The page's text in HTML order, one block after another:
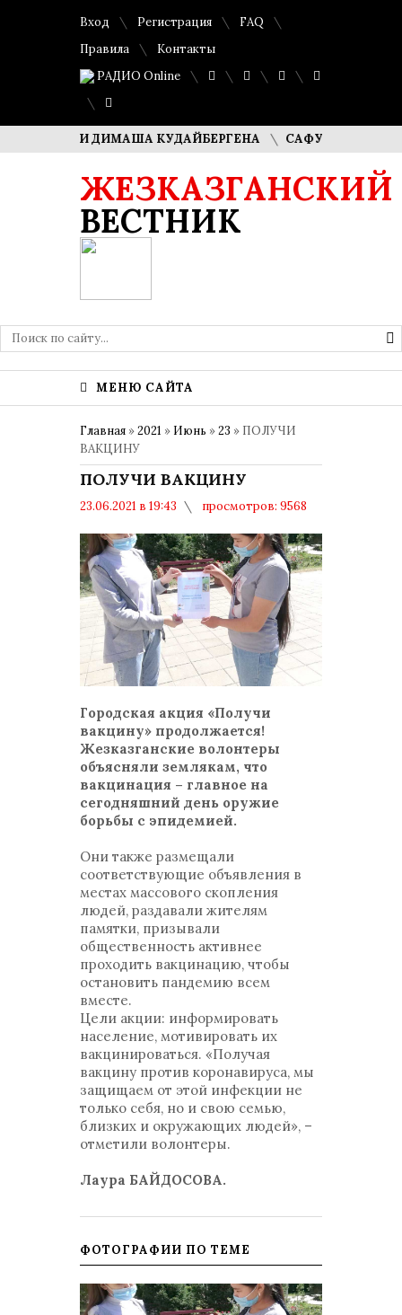
Вход Регистрация
FAQ
Правила
Контакты
РАДИО Online
ДИМАША КУДАЙБЕРГЕНА САФУАН
ЖЕЗКАЗГАНСКИЙ
ВЕСТНИК
МЕНЮ САЙТА
Главная »2021 » Июнь »23 » ПОЛУЧИ
ВАКЦИНУ
ПОЛУЧИ ВАКЦИНУ
23.06.2021 в 19:43
просмотров: 9568
Городская акция «Получи
вакцину» продолжается!
Жезказганские волонтеры
объясняли землякам, что
вакцинация – главное на
сегодняшний день оружие
борьбы с эпидемией.
Они также размещали
соответствующие объявления в
местах массового скопления
людей, раздавали жителям
памятки, призывали
общественность активнее
проходить вакцинацию, чтобы
остановить пандемию всем
вместе.
Цели акции: информировать
население, мотивировать их
вакцинироваться. «Получая
вакцину против коронавируса, мы
защищаем от этой инфекции не
только себя, но и свою семью,
близких и окружающих людей», –
отметили волонтеры.
Лаура БАЙДОСОВА.
ФОТОГРАФИИ ПО ТЕМЕ